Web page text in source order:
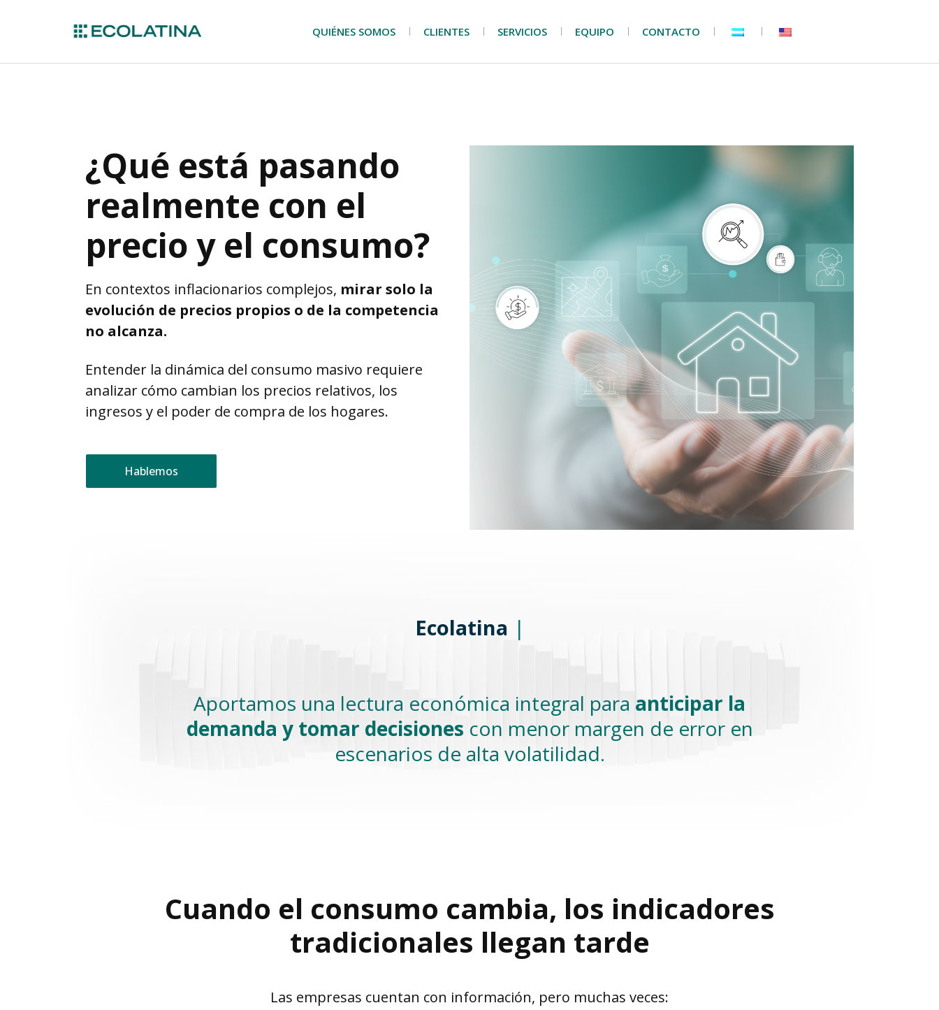
QUIÉNES SOMOS CLIENTES SERVICIOS EQUIPO CONTACTO
¿Qué está pasando
realmente con el
precio y el consumo?
En contextos inflacionarios complejos, mirar solo la
evolución de precios propios o de la competencia
no alcanza.
Entender la dinámica del consumo masivo requiere
analizar cómo cambian los precios relativos, los
ingresos y el poder de compra de los hogares.
Hablemos
Ecolatina |
Aportamos una lectura económica integral para anticipar la
demanda y tomar decisiones con menor margen de error en
escenarios de alta volatilidad.
Cuando el consumo cambia, los indicadores
tradicionales llegan tarde
Las empresas cuentan con información, pero muchas veces: